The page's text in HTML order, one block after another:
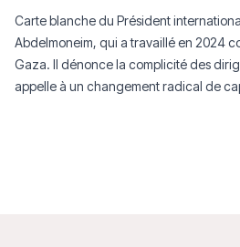
Carte blanche du Président
Abdelmoneim, qui a travaillé en 2024
Gaza. Il dénonce la complicité des
appelle à un changement radical de